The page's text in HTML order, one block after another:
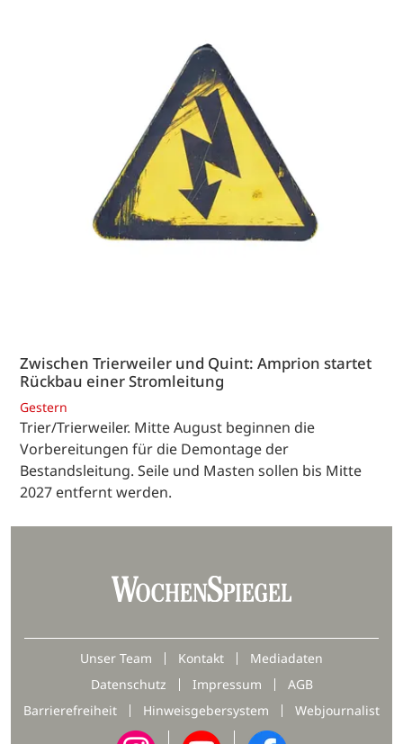
Zwischen Trierweiler und Quint: Amprion startet
Rückbau einer Stromleitung
Gestern
Trier/Trierweiler. Mitte August beginnen die
Vorbereitungen für die Demontage der
Bestandsleitung. Seile und Masten sollen bis Mitte
2027 entfernt werden.
Unser Team Kontakt
Mediadaten
Datenschutz
Impressum
AGB
Barrierefreiheit
Hinweisgebersystem Webjournalist